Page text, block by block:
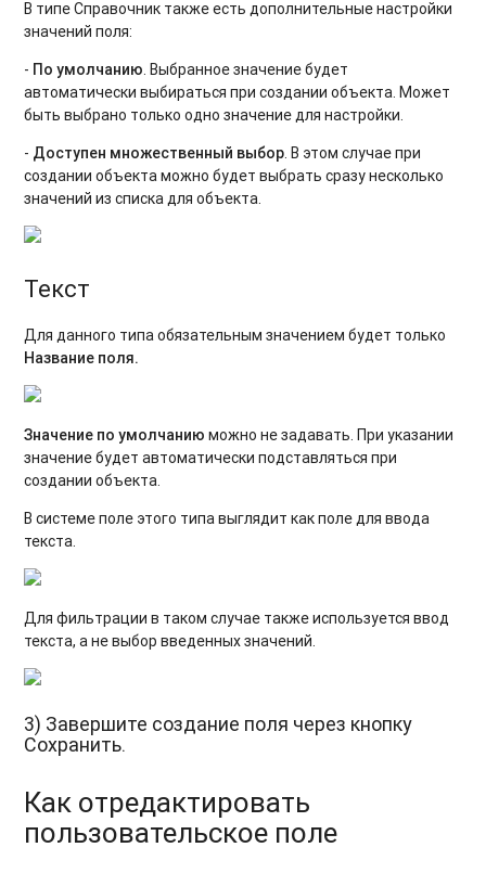
В типе Справочник также есть дополнительные настройки
значений поля:
- По умолчанию. Выбранное значение будет
автоматически выбираться при создании объекта. Может
быть выбрано только одно значение для настройки.
- Доступен множественный выбор. В этом случае при
создании объекта можно будет выбрать сразу несколько
значений из списка для объекта.
Текст
Для данного типа обязательным значением будет только
Название поля.
Значение по умолчанию можно не задавать. При указании
значение будет автоматически подставляться при
создании объекта.
В системе поле этого типа выглядит как поле для ввода
текста.
Для фильтрации в таком случае также используется ввод
текста, а не выбор введенных значений.
3) Завершите создание поля через кнопку
Сохранить.
Как отредактировать
пользовательское поле